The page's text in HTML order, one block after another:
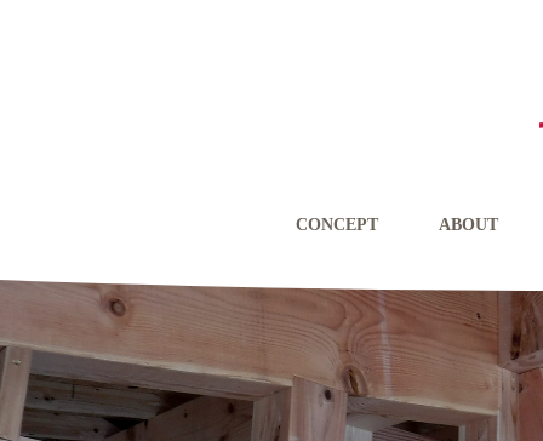
CONCEPT ABOUT